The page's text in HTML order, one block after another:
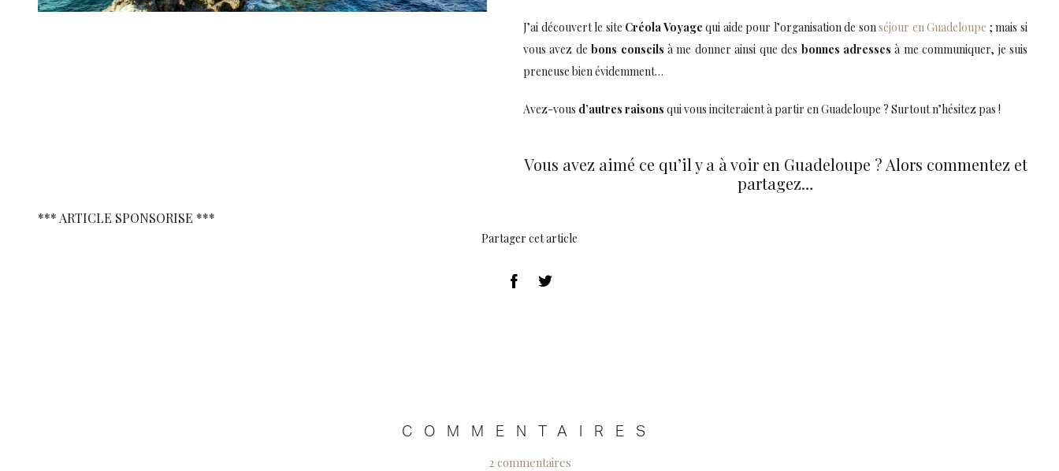
J’ai découvert le site Créola Voyage qui aide pour l’organisation de sonséjour en Guadeloupe ; mais si
vous avez debons conseils à me donner ainsi que des bonnes adresses à me communiquer, je suis
preneuse bien évidemment…
Avez-vous d’autres raisons qui vous inciteraient à partir en Guadeloupe ? Surtout n’hésitez pas !
Vous avez aimé ce qu’il y a à voir en Guadeloupe ? Alors commentez et
partagez…
*** ARTICLE SPONSORISE ***
Partager cet article
COMMENTAIRES
2 commentaires